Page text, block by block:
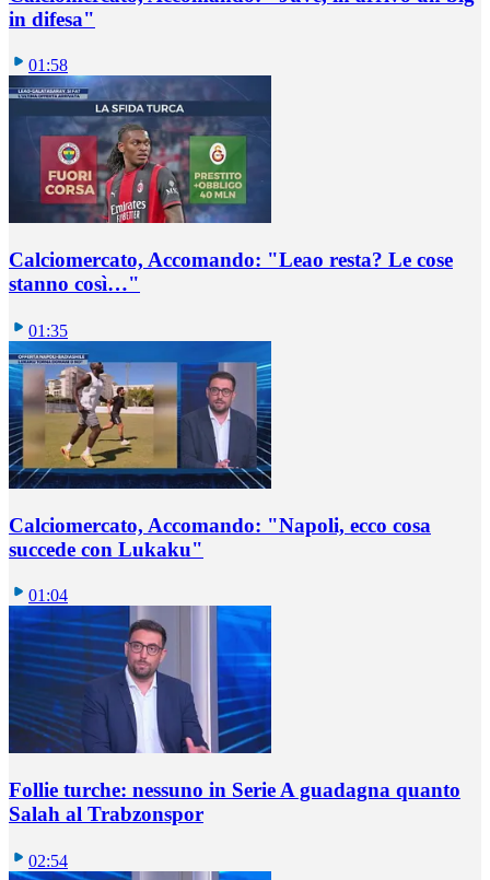
in difesa"
01:58
Calciomercato, Accomando: "Leao resta? Le cose
stanno così…"
01:35
Calciomercato, Accomando: "Napoli, ecco cosa
succede con Lukaku"
01:04
Follie turche: nessuno in Serie A guadagna quanto
Salah al Trabzonspor
02:54